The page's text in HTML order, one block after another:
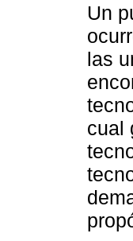
Un
las
cual